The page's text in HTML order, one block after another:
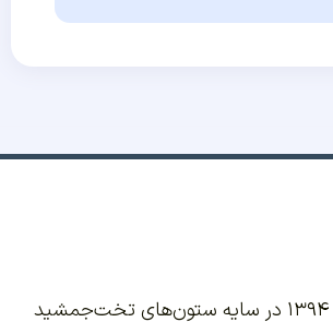
آغاز راه ما به سال ۱۳۹۴ در سایه ستون‌های تخت‌جمشید